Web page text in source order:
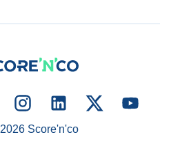
2026Score'n'co